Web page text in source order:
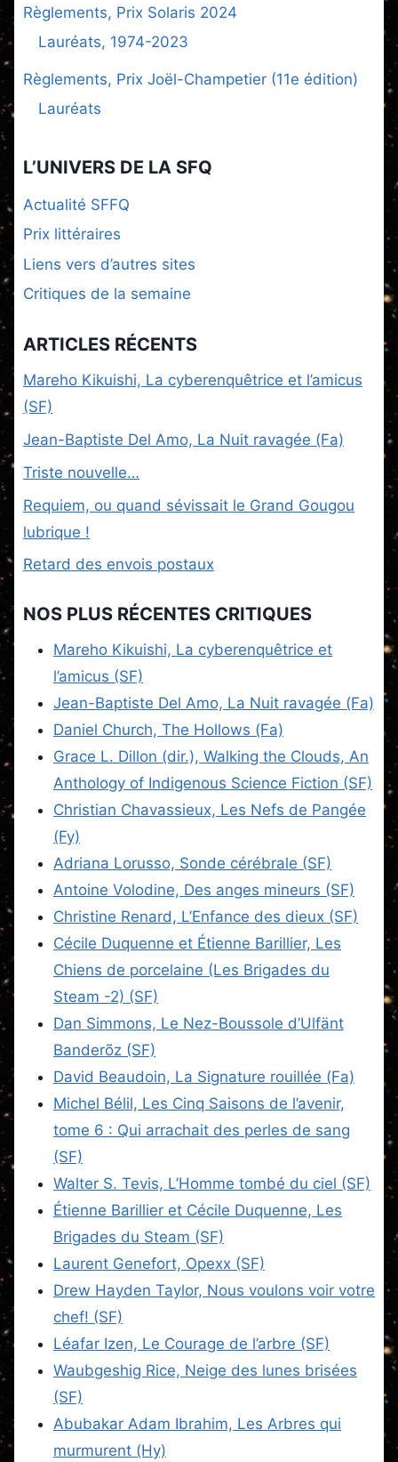
Règlements, Prix Solaris 2024
Lauréats, 1974-2023
Règlements, Prix Joël-Champetier (11e édition)
Lauréats
L’UNIVERS DE LA SFQ
Actualité SFFQ
Prix littéraires
Liens vers d’autres sites
Critiques de la semaine
ARTICLES RÉCENTS
Mareho Kikuishi, La cyberenquêtrice et l’amicus
(SF)
Jean-Baptiste Del Amo, La Nuit ravagée (Fa)
Triste nouvelle…
Requiem, ou quand sévissait le Grand Gougou
lubrique !
Retard des envois postaux
NOS PLUS RÉCENTES CRITIQUES
Mareho Kikuishi, La cyberenquêtrice et
l’amicus (SF)
Jean-Baptiste Del Amo, La Nuit ravagée (Fa)
Daniel Church, The Hollows (Fa)
Grace L. Dillon (dir.), Walking the Clouds, An
Anthology of Indigenous Science Fiction (SF)
Christian Chavassieux, Les Nefs de Pangée
(Fy)
Adriana Lorusso, Sonde cérébrale (SF)
Antoine Volodine, Des anges mineurs (SF)
Christine Renard, L’Enfance des dieux (SF)
Cécile Duquenne et Étienne Barillier, Les
Chiens de porcelaine (Les Brigades du
Steam -2) (SF)
Dan Simmons, Le Nez-Boussole d’Ulfänt
Banderõz (SF)
David Beaudoin, La Signature rouillée (Fa)
Michel Bélil, Les Cinq Saisons de l’avenir,
tome 6 : Qui arrachait des perles de sang
(SF)
Walter S. Tevis, L’Homme tombé du ciel (SF)
Étienne Barillier et Cécile Duquenne, Les
Brigades du Steam (SF)
Laurent Genefort, Opexx (SF)
Drew Hayden Taylor, Nous voulons voir votre
chef! (SF)
Léafar Izen, Le Courage de l’arbre (SF)
Waubgeshig Rice, Neige des lunes brisées
(SF)
Abubakar Adam Ibrahim, Les Arbres qui
murmurent (Hy)